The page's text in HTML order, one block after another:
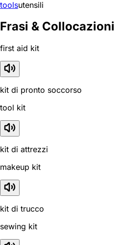
toolsutensili
Frasi & Collocazioni
first aid kit
kit di pronto soccorso
tool kit
kit di attrezzi
makeup kit
kit di trucco
sewing kit